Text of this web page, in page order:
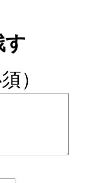
す
）